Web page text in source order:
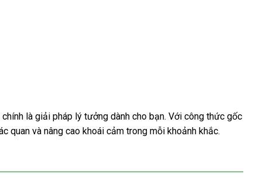
là giải pháp lý tưởng dành cho bạn. Với công thức gốc
quan và nâng cao khoái cảm trong mỗi khoảnh khắc.